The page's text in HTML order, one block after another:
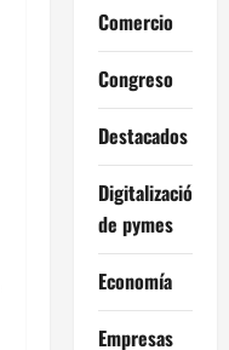
Comercio
Congreso
Destacados
Digitalización
de pymes
Economía
Empresas